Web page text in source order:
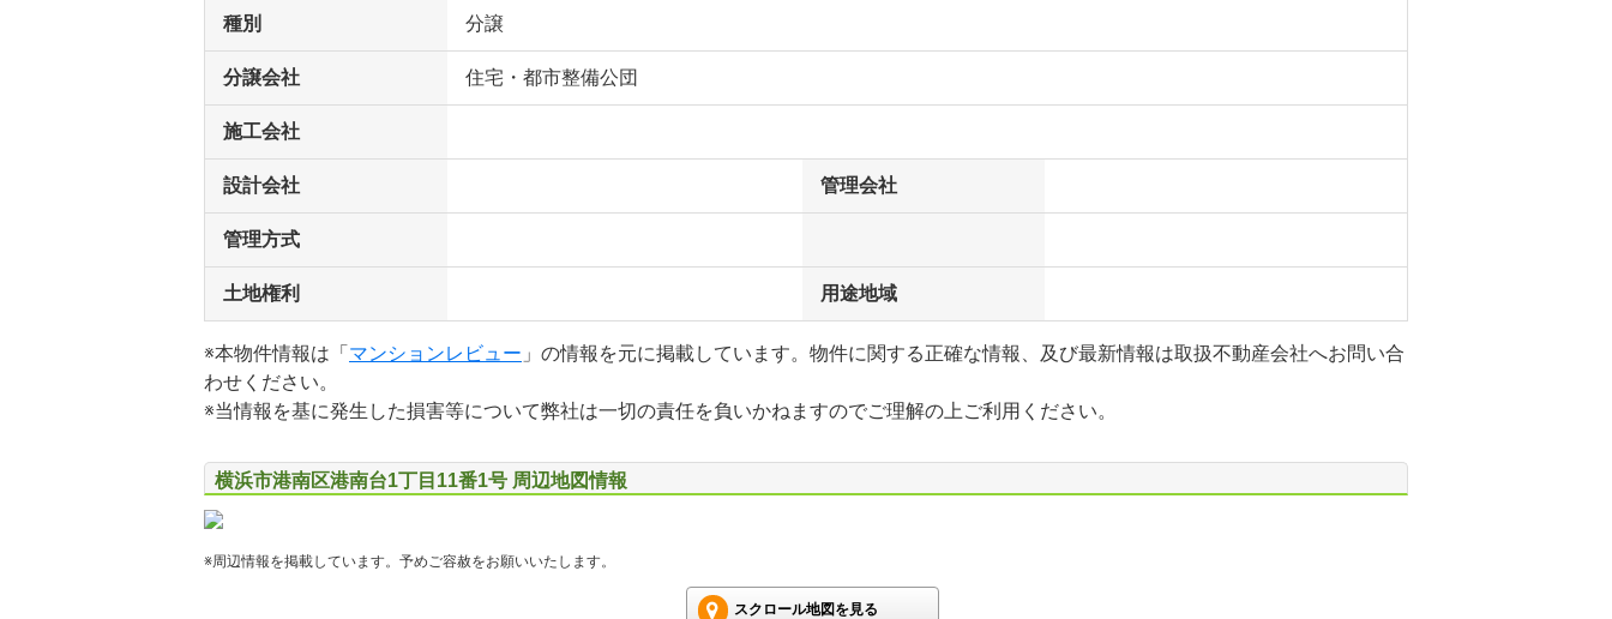
種別 分譲
分譲会社 住宅・都市整備公団
施工会社
設計会社 管理会社
管理方式
土地権利 用途地域
※本物件情報は「 マンションレビュー 」の情報を元に掲載しています。物件に関する正確な情報、及び最新情報は取扱不動産会社へお問い合
わせください。
※当情報を基に発生した損害等について弊社は一切の責任を負いかねますのでご理解の上ご利用ください。
横浜市港南区港南台1丁目11番1号 周辺地図情報
※周辺情報を掲載しています。予めご容赦をお願いいたします。
スクロール地図を見る